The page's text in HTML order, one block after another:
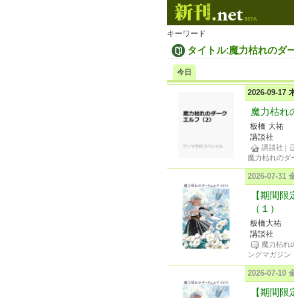
キーワード
タイトル:魔力枯れのダ
今日
2026-09-17
魔力枯れ
板橋 大祐
講談社
講談社
魔力枯れのダ
2026-07-31
【期間
（１）
板橋大祐
講談社
魔力枯れ
ングマガジン
2026-07-10
【期間